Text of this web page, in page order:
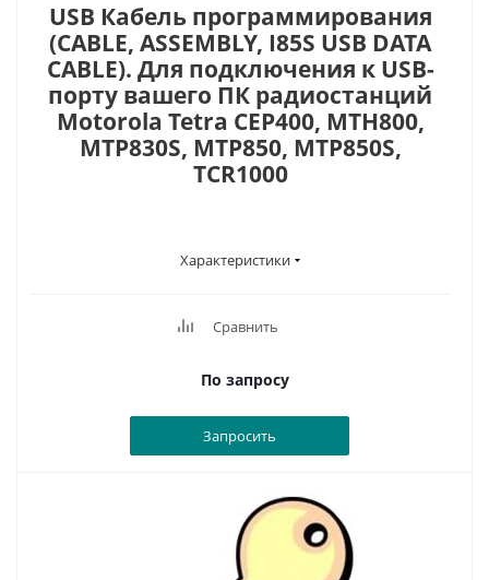
USB Кабель программирования
(CABLE, ASSEMBLY, I85S USB DATA
CABLE). Для подключения к USB-
порту вашего ПК радиостанций
Motorola Tetra CEP400, MTH800,
MTP830S, MTP850, MTP850S,
TCR1000
Характеристики
Сравнить
По запросу
Запросить